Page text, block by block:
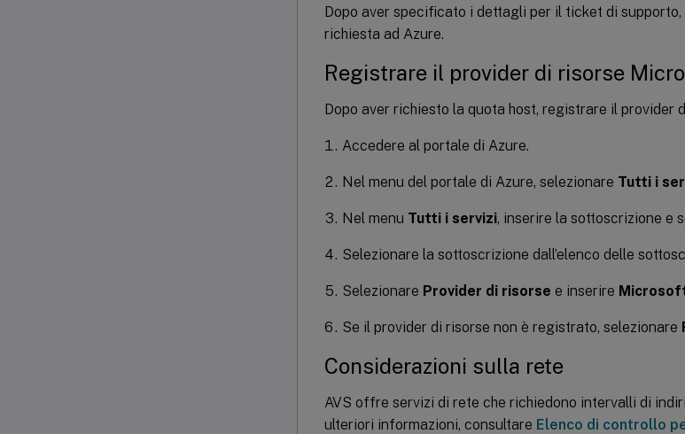
Dopo aver specificato i dettagli per il ticket di supporto,
richiesta ad Azure.
Registrare il provider di risorse
Dopo aver richiesto la quota host, registrare il provider
Accedere al portale di Azure.
Nel menu del portale di Azure, selezionare Tutti i
Nel menu Tutti i servizi, inserire la sottoscrizione e
Selezionare la sottoscrizione dall’elenco delle
Selezionare Provider di risorse e inserire
Se il provider di risorse non è registrato, selezionare
Considerazioni sulla rete
AVS offre servizi di rete che richiedono intervalli di
ulteriori informazioni, consultare Elenco di controllo